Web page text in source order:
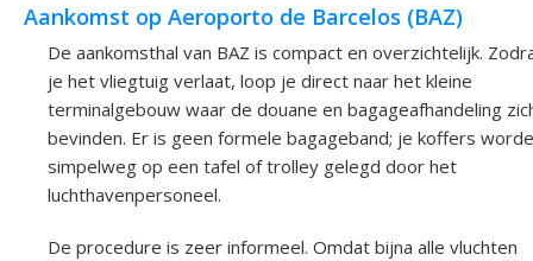
Aankomst op Aeroporto de Barcelos (BAZ)
De aankomsthal van BAZ is compact en overzichtelijk.
je het vliegtuig verlaat, loop je direct naar het kleine
terminalgebouw waar de douane en bagageafhandeling
bevinden. Er is geen formele bagageband; je koffers
simpelweg op een tafel of trolley gelegd door het
luchthavenpersoneel.
De procedure is zeer informeel. Omdat bijna alle vluchten